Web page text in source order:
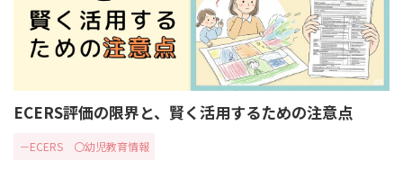
ECERS評価の限界と、賢く活用するための注意点
－ECERS 〇幼児教育情報